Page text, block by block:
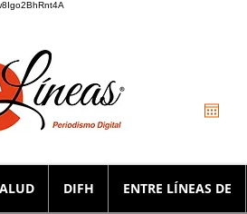
DIFH ENTRE LÍNEAS DE